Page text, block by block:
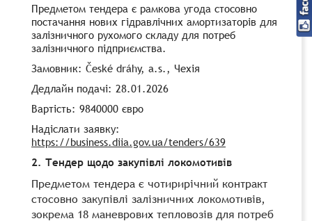
Предметом тендера є рамкова угода стосовно
постачання нових гідравлічних амортизаторів для
залізничного рухомого складу для потреб
залізничного підприємства.
Замовник: České dráhy, a.s., Чехія
Дедлайн подачі: 28.01.2026
Вартість: 9840000 євро
Надіслати заявку:
https://business.diia.gov.ua/tenders/639
2. Тендер щодо закупівлі локомотивів
Предметом тендера є чотирирічний контракт
стосовно закупівлі залізничних локомотивів,
зокрема 18 маневрових тепловозів для потреб